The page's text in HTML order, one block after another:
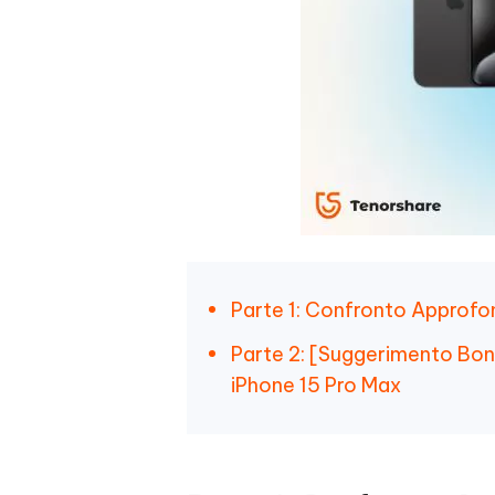
Parte 1: Confronto
Parte 2: [Suggerimento
iPhone 15 Pro Max